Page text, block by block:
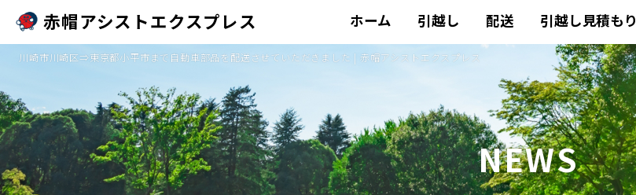
赤帽アシストエクスプレス ホーム 引越し 配送 引越し見積もり
川崎市川崎区⇒東京都小平市まで自動車部品を配送させていただきました | 赤帽アシストエクスプレス
NEWS